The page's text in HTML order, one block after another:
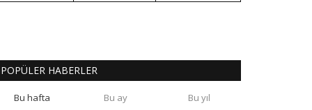
POPÜLER HABERLER
Bu hafta Bu ay Bu yıl